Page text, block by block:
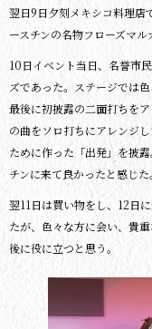
翌日9日夕刻メキシコ料理店
ースチンの名物フローズマル
10日イベント当日、名誉市
ズであった。ステージでは
最後に初披露の二面打ちを
の曲をソロ打ちにアレンジ
ために作った「出発」を披
チンに来て良かったと感じた。
翌11日は買い物をし、12日
たが、色々な方に会い、貴
後に役に立つと思う。